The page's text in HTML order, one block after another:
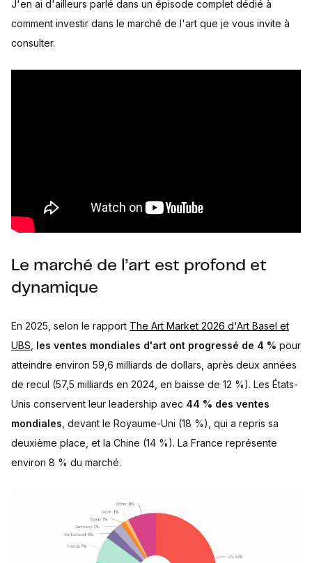
J'en ai d'ailleurs parlé dans un épisode complet dédié à
comment investir dans le marché de l'art que je vous invite à
consulter.
Le marché de l’art est profond et
dynamique
En 2025, selon le rapport The Art Market 2026 d'Art Basel et
UBS les ventes mondiales d'art ont progressé de 4 % pour
atteindre environ 59,6 milliards de dollars, après deux années
de recul (57,5 milliards en 2024, en baisse de 12 %). Les États-
Unis conservent leur leadership avec 44 % des ventes
mondiales , devant le Royaume-Uni (18 %), qui a repris sa
deuxième place, et la Chine (14 %). La France représente
environ 8 % du marché.